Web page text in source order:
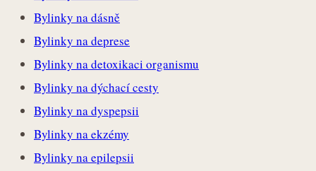
Bylinky na dásně
Bylinky na deprese
Bylinky na detoxikaci organismu
Bylinky na dýchací cesty
Bylinky na dyspepsii
Bylinky na ekzémy
Bylinky na epilepsii